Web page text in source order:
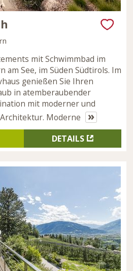
mit Schwimmbad im
am See, im Süden Südtirols. Im
genießen Sie Ihren
in atemberaubender
mit moderner und
Moderne
»
DETAILS